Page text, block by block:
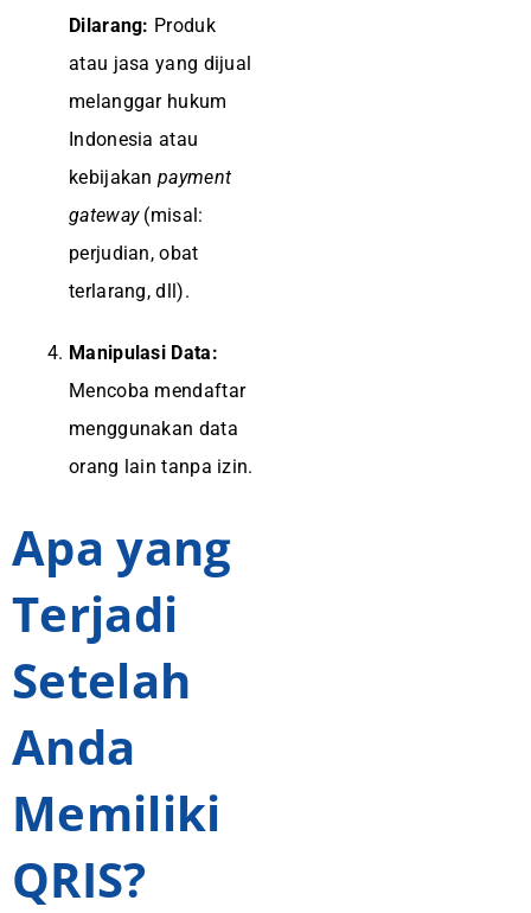
Dilarang: Produk
atau jasa yang dijual
melanggar hukum
Indonesia atau
kebijakan payment
gateway(misal:
perjudian, obat
terlarang, dll).
Manipulasi Data:
Mencoba mendaftar
menggunakan data
orang lain tanpa izin.
Apa yang
Terjadi
Setelah
Anda
Memiliki
QRIS?